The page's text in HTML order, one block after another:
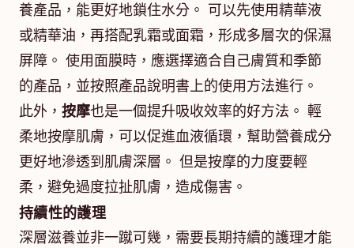
養產品，能更好地鎖住水分。 可以先使用精華液
或精華油，再搭配乳霜或面霜，形成多層次的保濕
屏障。 使用面膜時，應選擇適合自己膚質和季節
的產品，並按照產品說明書上的使用方法進行。
此外， 按摩也是一個提升吸收效率的好方法。 輕
柔地按摩肌膚，可以促進血液循環，幫助營養成分
更好地滲透到肌膚深層。 但是按摩的力度要輕
柔，避免過度拉扯肌膚，造成傷害。
持續性的護理
深層滋養並非一蹴可幾，需要長期持續的護理才能